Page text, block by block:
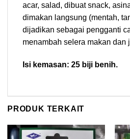
acar, salad, dibuat snack,
dimakan langsung (mentah,
dijadikan sebagai pengganti
menambah selera makan dan
Isi kemasan: 25 biji benih.
PRODUK TERKAIT